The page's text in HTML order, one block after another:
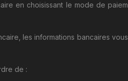
en choisissant le mode de
les informations bancaires
de :